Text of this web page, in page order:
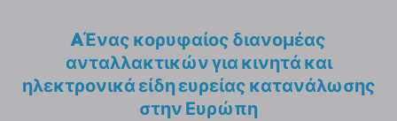
AΈνας κορυφαίος διανομέας
ανταλλακτικών για κινητά και
ηλεκτρονικά είδη ευρείας κατανάλωσης
στην Ευρώπη